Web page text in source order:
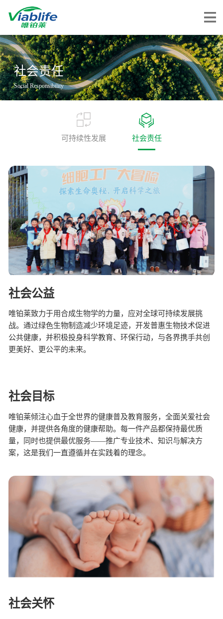
唯铂莱
公司介绍
公司团队
唯产品
美妆护肤
健康食品
生物基新材料
生物制药
唯创新
智能生物乐高平台
高通量骐骥平台
鸿鹄实验室
唯责任
可持续发展
社会责任
联系我们
社会责任
Social Responsibility
可持续性发展 社会责任
社会公益
唯铂莱致力于用合成生物学的力量，应对全球可持续发展挑
战。通过绿色生物制造减少环境足迹，开发普惠生物技术促进
公共健康，并积极投身科学教育、环保行动，与各界携手共创
更美好、更公平的未来。
社会目标
唯铂莱倾注心血于全世界的健康普及教育服务，全面关爱社会
健康，并提供各角度的健康帮助。每一件产品都保持最优质
量，同时也提供最优服务——推广专业技术、知识与解决方
案，这是我们一直遵循并在实践着的理念。
社会关怀